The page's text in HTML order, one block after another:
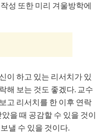
성 또한 미리 겨울방학에
이 하고 있는 리서치가 있
해 보는 것도 좋겠다. 교수
고 리서치를 한 이후 연락
을 때 공감할 수 있을 것이
낼 수 있을 것이다.